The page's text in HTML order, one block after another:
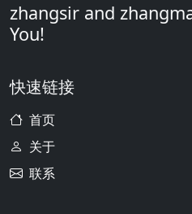
zhangsir and
You!
快速链接
首页
关于
联系